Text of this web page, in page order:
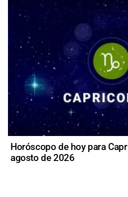
Horóscopo de hoy para
agosto de 2026